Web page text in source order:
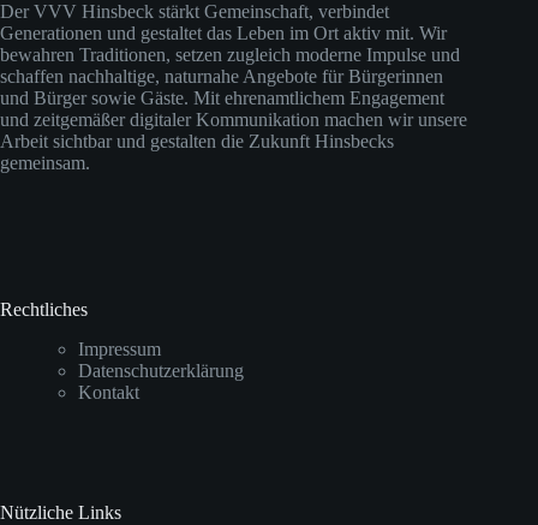
Der VVV Hinsbeck stärkt Gemeinschaft, verbindet
Generationen und gestaltet das Leben im Ort aktiv mit. Wir
bewahren Traditionen, setzen zugleich moderne Impulse und
schaffen nachhaltige, naturnahe Angebote für Bürgerinnen
und Bürger sowie Gäste. Mit ehrenamtlichem Engagement
und zeitgemäßer digitaler Kommunikation machen wir unsere
Arbeit sichtbar und gestalten die Zukunft Hinsbecks
gemeinsam.
Rechtliches
Impressum
Datenschutzerklärung
Kontakt
Nützliche Links